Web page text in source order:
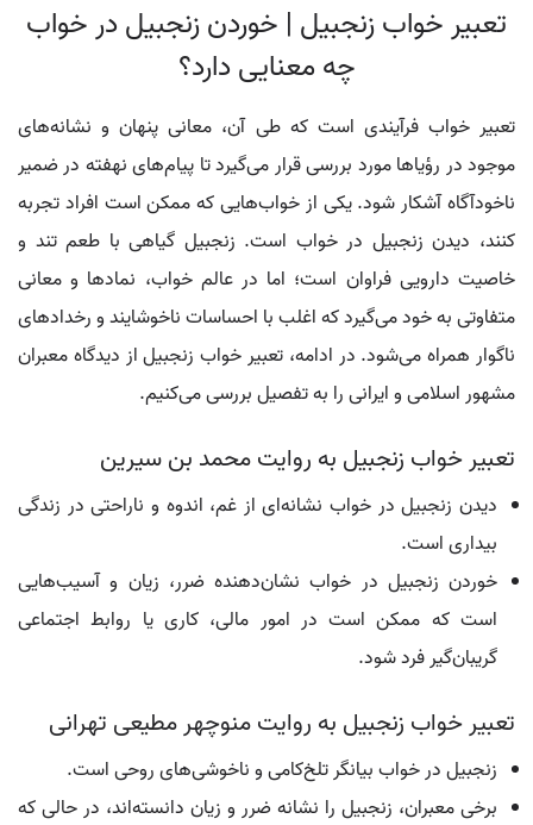
تعبیر خواب زنجبیل | خوردن زنجبیل در خواب
چه معنایی دارد؟
تعبیر خواب فرآیندی است که طی آن، معانی پنهان و نشانه‌های
موجود در رؤیاها مورد بررسی قرار می‌گیرد تا پیام‌های نهفته در ضمیر
ناخودآگاه آشکار شود. یکی از خواب‌هایی که ممکن است افراد تجربه
کنند، دیدن زنجبیل در خواب است. زنجبیل گیاهی با طعم تند و
خاصیت دارویی فراوان است؛ اما در عالم خواب، نمادها و معانی
متفاوتی به خود می‌گیرد که اغلب با احساسات ناخوشایند و رخدادهای
ناگوار همراه می‌شود. در ادامه، تعبیر خواب زنجبیل از دیدگاه معبران
مشهور اسلامی و ایرانی را به تفصیل بررسی می‌کنیم.
تعبیر خواب زنجبیل به روایت محمد بن سیرین
دیدن زنجبیل در خواب نشانه‌ای از غم، اندوه و ناراحتی در زندگی
بیداری است.
خوردن زنجبیل در خواب نشان‌دهنده ضرر، زیان و آسیب‌هایی
است که ممکن است در امور مالی، کاری یا روابط اجتماعی
گریبان‌گیر فرد شود.
تعبیر خواب زنجبیل به روایت منوچهر مطیعی تهرانی
زنجبیل در خواب بیانگر تلخ‌کامی و ناخوشی‌های روحی است.
برخی معبران، زنجبیل را نشانه ضرر و زیان دانسته‌اند، در حالی که